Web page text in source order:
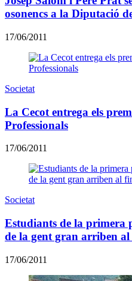
osonencs a la Diputació
17/06/2011
Societat
La Cecot entrega els
Professionals
17/06/2011
Societat
Estudiants de la primera
de la gent gran arriben
17/06/2011